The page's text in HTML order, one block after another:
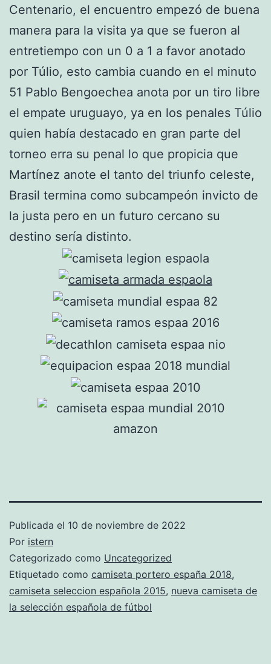
Centenario, el encuentro empezó de buena
manera para la visita ya que se fueron al
entretiempo con un 0 a 1 a favor anotado
por Túlio, esto cambia cuando en el minuto
51 Pablo Bengoechea anota por un tiro libre
el empate uruguayo, ya en los penales Túlio
quien había destacado en gran parte del
torneo erra su penal lo que propicia que
Martínez anote el tanto del triunfo celeste,
Brasil termina como subcampeón invicto de
la justa pero en un futuro cercano su
destino sería distinto.
Publicada el 10 de noviembre de 2022
Por istern
Categorizado como Uncategorized
Etiquetado como camiseta portero españa 2018,
camiseta seleccion española 2015, nueva camiseta de
la selección española de fútbol